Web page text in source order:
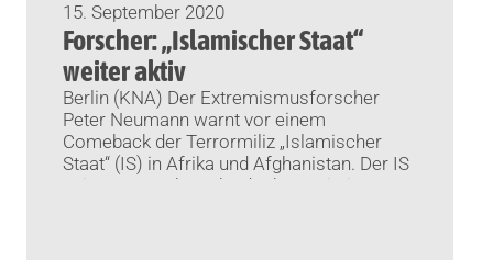
15. September 2020
Forscher: „Islamischer Staat“
weiter aktiv
Berlin (KNA) Der Extremismusforscher
Peter Neumann warnt vor einem
Comeback der Terrormiliz „Islamischer
Staat“ (IS) in Afrika und Afghanistan. Der IS
sei zwar geschwächt, doch er existiere